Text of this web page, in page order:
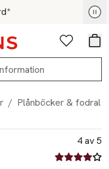
nu
Favoriter
/ Plånböcker & fodral
4 av 5
4 av fem